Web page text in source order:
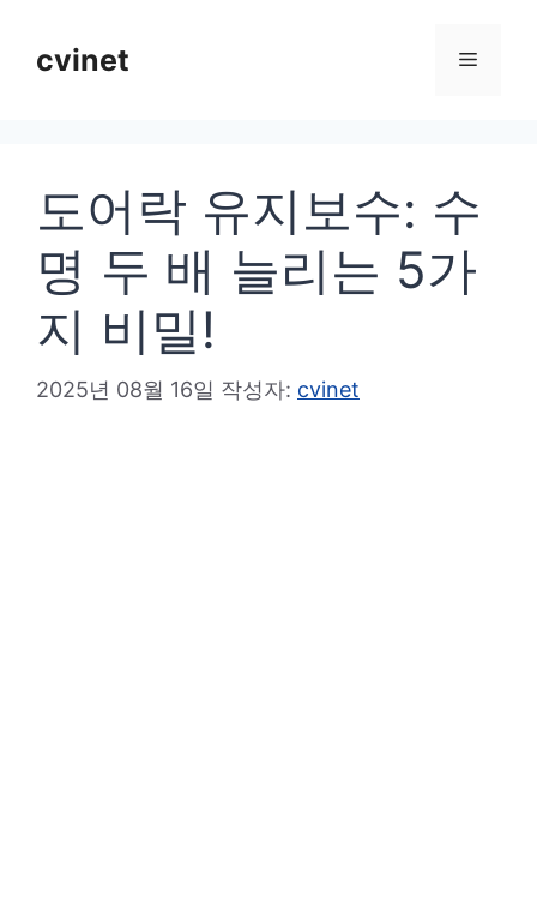
cvinet 메
도어락 유지보수: 수
명 두 배 늘리는 5가
지 비밀!
2025년 08월 16일 작성자: cvinet